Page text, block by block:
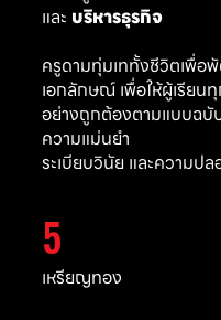
และ บริหารธุรกิจ
ครูดามทุ่มเททั้งชีวิตเพื่
เอกลักษณ์ เพื่อให้ผู้เรียน
อย่างถูกต้องตามแบบฉบั
ความแม่นยำ
ระเบียบวินัย และความป
5
เหรียญทอง